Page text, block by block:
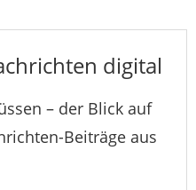
digital
– der Blick auf
Beiträge aus